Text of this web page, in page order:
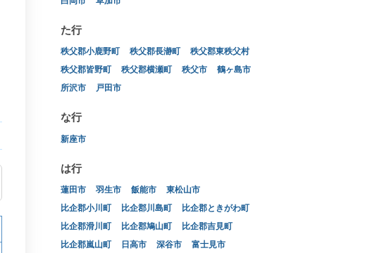
た行
秩父郡小鹿野町 秩父郡長瀞町
秩父郡東秩父村
秩父郡皆野町
秩父郡横瀬町 秩父市
鶴ヶ島市
所沢市
戸田市
な行
新座市
は行
蓮田市 羽生市 飯能市
東松山市
比企郡小川町
比企郡川島町
比企郡ときがわ町
比企郡滑川町
比企郡鳩山町
比企郡吉見町
比企郡嵐山町
日高市 深谷市
富士見市